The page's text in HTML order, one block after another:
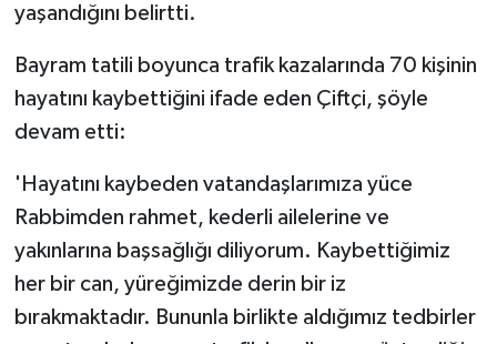
yaşandığını belirtti.
Bayram tatili boyunca trafik kazalarında 70 kişinin
hayatını kaybettiğini ifade eden Çiftçi, şöyle
devam etti:
'Hayatını kaybeden vatandaşlarımıza yüce
Rabbimden rahmet, kederli ailelerine ve
yakınlarına başsağlığı diliyorum. Kaybettiğimiz
her bir can, yüreğimizde derin bir iz
bırakmaktadır. Bununla birlikte aldığımız tedbirler